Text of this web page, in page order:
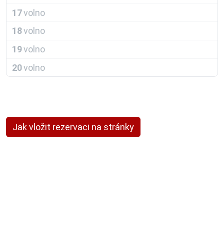
17volno
18volno
19volno
20volno
Jak vložit rezervaci na stránky